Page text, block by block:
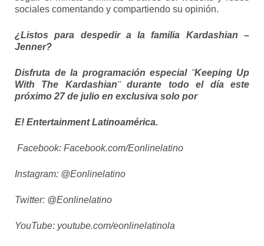
sociales comentando y compartiendo su opinión.
¿Listos para despedir a la familia Kardashian –
Jenner?
Disfruta de la programación especial ¨Keeping Up
With The Kardashian¨ durante todo el día este
próximo 27 de julio en exclusiva solo por
E! Entertainment Latinoamérica.
Facebook: Facebook.com/Eonlinelatino
Instagram: @Eonlinelatino
Twitter: @Eonlinelatino
YouTube: youtube.com/eonlinelatinola